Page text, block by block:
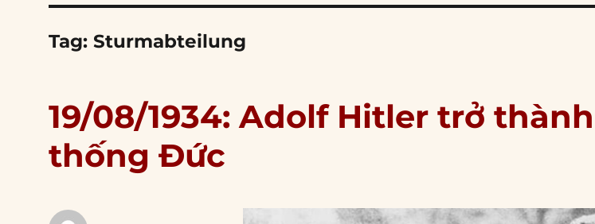
Tag:Sturmabteilung
19/08/1934: Adolf Hitler trở
thống Đức